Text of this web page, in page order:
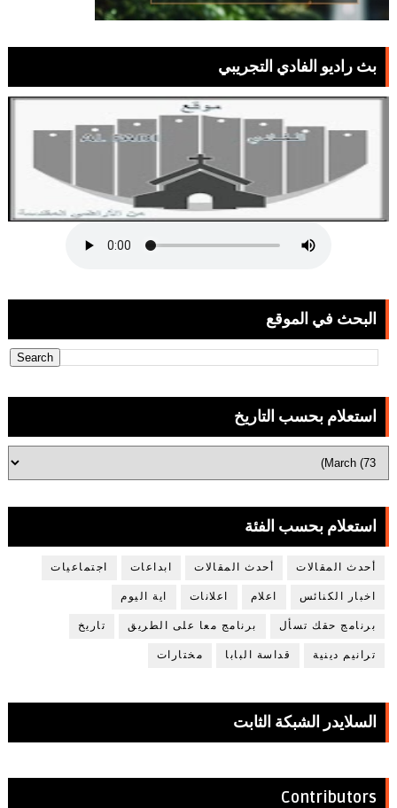
بث راديو الفادي التجريبي
البحث في الموقع
استعلام بحسب التاريخ
استعلام بحسب الفئة
أحدث المقالات أحدث المقالات ابداعات اجتماعيات
اخبار الكنائس اعلام اعلانات اية اليوم
برنامج حقك تسأل برنامج معا على الطريق تاريخ
ترانيم دينية قداسة البابا مختارات
السلايدر الشبكة الثابت
Contributors